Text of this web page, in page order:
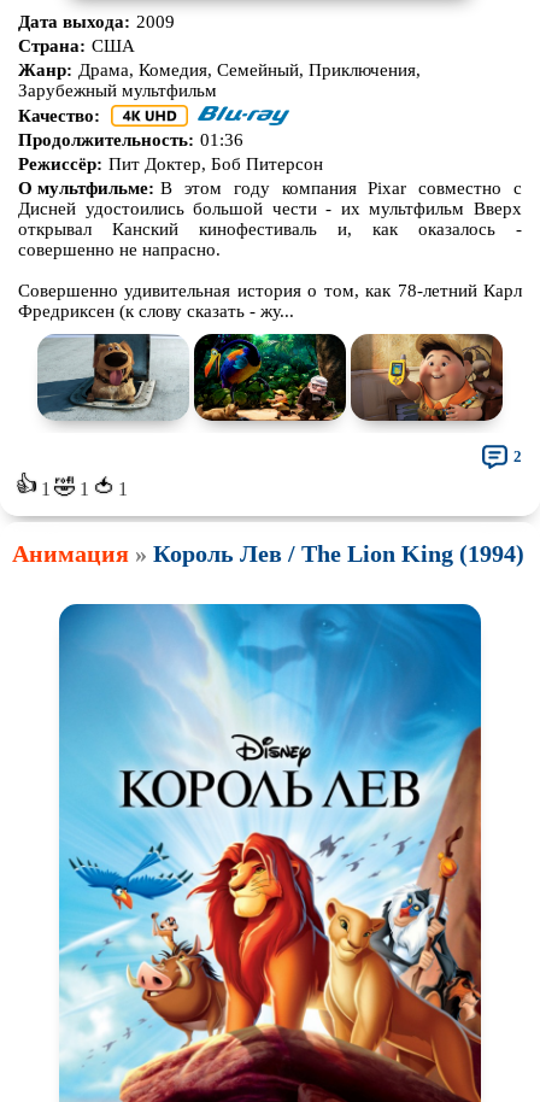
Дата выхода: 2009
Страна: США
Жанр: Драма, Комедия, Семейный, Приключения,
Зарубежный мультфильм
Качество:
Продолжительность: 01:36
Режиссёр: Пит Доктер, Боб Питерсон
О мультфильме: В этом году компания Pixar совместно с
Дисней удостоились большой чести - их мультфильм Вверх
открывал Канский кинофестиваль и, как оказалось -
совершенно не напрасно.
Совершенно удивительная история о том, как 78-летний Карл
Фредриксен (к слову сказать - жу...
👍 1 🤣 1 🍅 1
2
Анимация » Король Лев / The Lion King (1994)